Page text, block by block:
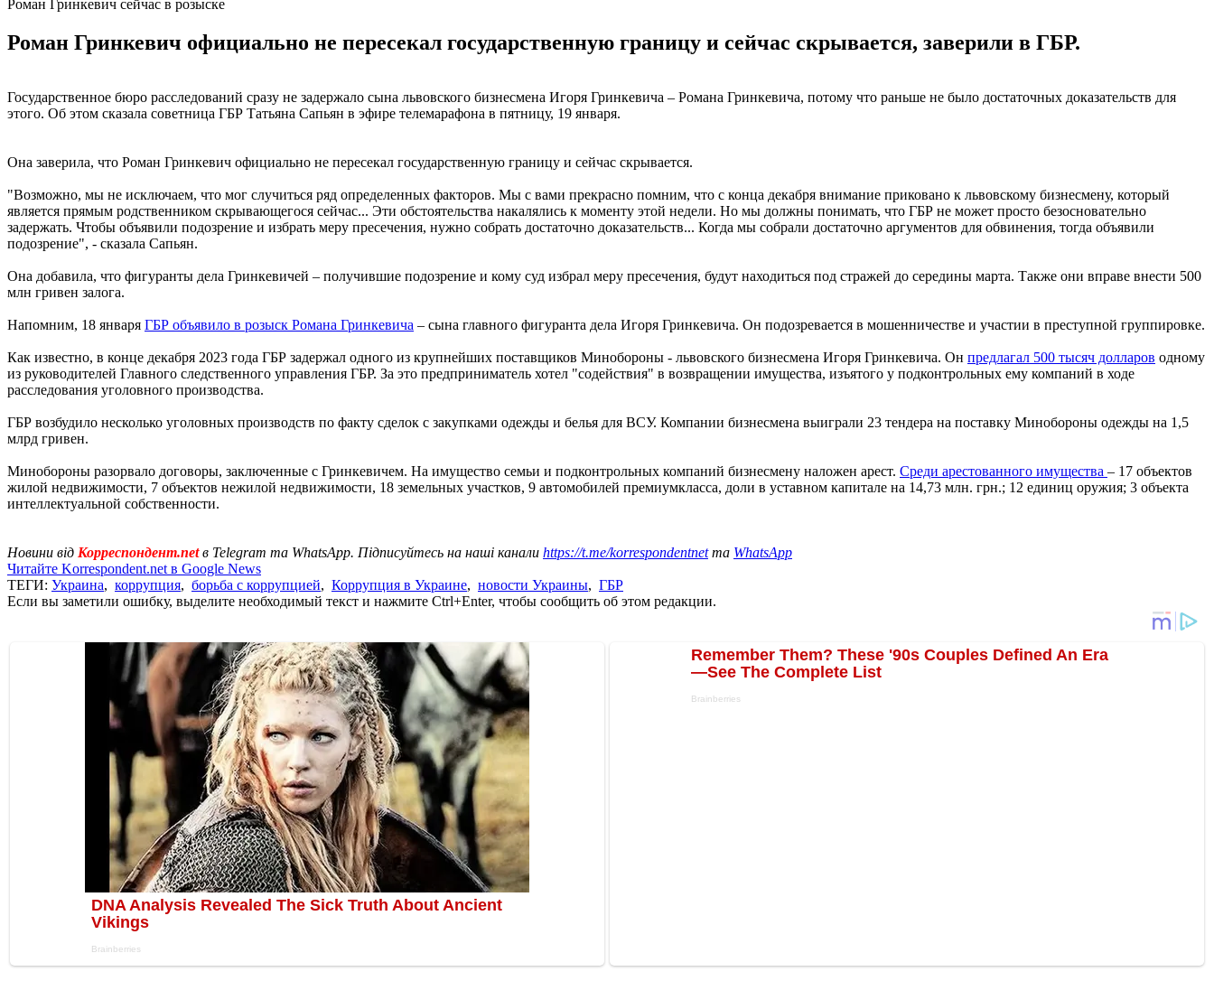
Роман Гринкевич сейчас в розыске
Роман Гринкевич официально не пересекал государственную границу и сейчас скрывается, заверили в ГБР.
Государственное бюро расследований сразу не задержало сына львовского бизнесмена Игоря Гринкевича – Романа Гринкевича, потому что раньше не было достаточных доказательств для
этого. Об этом сказала советница ГБР Татьяна Сапьян в эфире телемарафона в пятницу, 19 января.
Она заверила, что Роман Гринкевич официально не пересекал государственную границу и сейчас скрывается.
"Возможно, мы не исключаем, что мог случиться ряд определенных факторов. Мы с вами прекрасно помним, что с конца декабря внимание приковано к львовскому бизнесмену, который
является прямым родственником скрывающегося сейчас... Эти обстоятельства накалялись к моменту этой недели. Но мы должны понимать, что ГБР не может просто безосновательно
задержать. Чтобы объявили подозрение и избрать меру пресечения, нужно собрать достаточно доказательств... Когда мы собрали достаточно аргументов для обвинения, тогда объявили
подозрение", - сказала Сапьян.
Она добавила, что фигуранты дела Гринкевичей – получившие подозрение и кому суд избрал меру пресечения, будут находиться под стражей до середины марта. Также они вправе внести 500
млн гривен залога.
Напомним, 18 января ГБР объявило в розыск Романа Гринкевича – сына главного фигуранта дела Игоря Гринкевича. Он подозревается в мошенничестве и участии в преступной группировке.
Как известно, в конце декабря 2023 года ГБР задержал одного из крупнейших поставщиков Минобороны - львовского бизнесмена Игоря Гринкевича. Он предлагал 500 тысяч долларов одному
из руководителей Главного следственного управления ГБР. За это предприниматель хотел "содействия" в возвращении имущества, изъятого у подконтрольных ему компаний в ходе
расследования уголовного производства.
ГБР возбудило несколько уголовных производств по факту сделок с закупками одежды и белья для ВСУ. Компании бизнесмена выиграли 23 тендера на поставку Минобороны одежды на 1,5
млрд гривен.
Минобороны разорвало договоры, заключенные с Гринкевичем. На имущество семьи и подконтрольных компаний бизнесмену наложен арест. Среди арестованного имущества – 17 объектов
жилой недвижимости, 7 объектов нежилой недвижимости, 18 земельных участков, 9 автомобилей премиумкласса, доли в уставном капитале на 14,73 млн. грн.; 12 единиц оружия; 3 объекта
интеллектуальной собственности.
Новини від Корреспондент.netв Telegram та WhatsApp. Підписуйтесь на наші канали https://t.me/korrespondentnetта WhatsApp
Читайте Korrespondent.net в Google News
ТЕГИ: Украина, коррупция, борьба с коррупцией, Коррупция в Украине, новости Украины, ГБР
Если вы заметили ошибку, выделите необходимый текст и нажмите Ctrl+Enter, чтобы сообщить об этом редакции.